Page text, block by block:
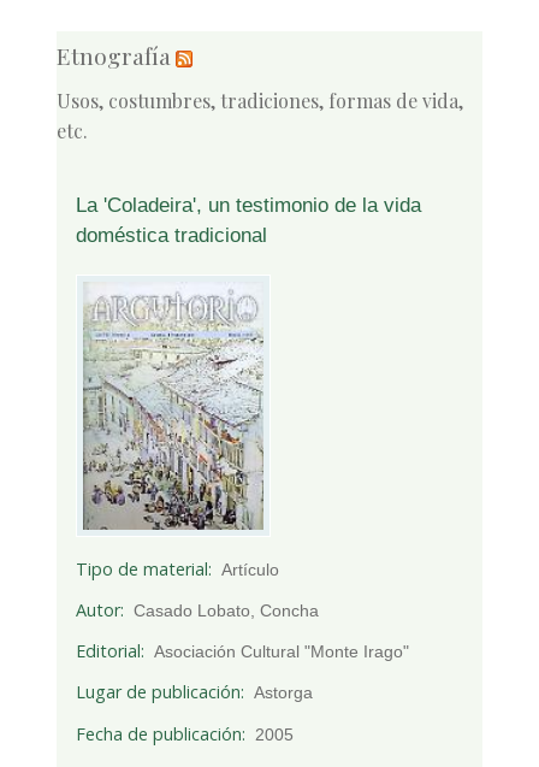
Etnografía
Usos, costumbres, tradiciones, formas de vida,
etc.
La 'Coladeira', un testimonio de la vida
doméstica tradicional
Tipo de material Artículo
Autor Casado Lobato, Concha
Editorial Asociación Cultural "Monte Irago"
Lugar de publicación Astorga
Fecha de publicación 2005